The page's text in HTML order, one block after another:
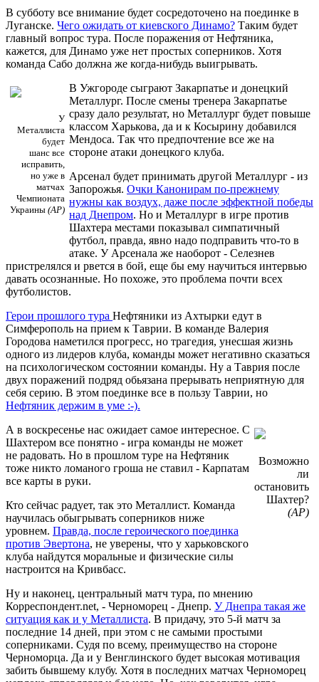
В субботу все внимание будет сосредоточено на поединке в
Луганске. Чего ожидать от киевского Динамо? Таким будет
главный вопрос тура. После поражения от Нефтяника,
кажется, для Динамо уже нет простых соперников. Хотя
команда Сабо должна же когда-нибудь выигрывать.
У
Металлиста
будет
шанс все
исправить,
но уже в
матчах
Чемпионата
Украины (АР)
В Ужгороде сыграют Закарпатье и донецкий
Металлург. После смены тренера Закарпатье
сразу дало результат, но Металлург будет повыше
классом Харькова, да и к Косырину добавился
Мендоса. Так что предпочтение все же на
стороне атаки донецкого клуба.
Арсенал будет принимать другой Металлург - из
Запорожья. Очки Канонирам по-прежнему
нужны как воздух, даже после эффектной победы
над Днепром. Но и Металлург в игре против
Шахтера местами показывал симпатичный
футбол, правда, явно надо подправить что-то в
атаке. У Арсенала же наоборот - Селезнев
пристрелялся и рвется в бой, еще бы ему научиться интервью
давать осознанные. Но похоже, это проблема почти всех
футболистов.
Герои прошлого тура Нефтяники из Ахтырки едут в
Симферополь на прием к Таврии. В команде Валерия
Городова наметился прогресс, но трагедия, унесшая жизнь
одного из лидеров клуба, команды может негативно сказаться
на психологическом состоянии команды. Ну а Таврия после
двух поражений подряд обьязана прерывать неприятную для
себя серию. В этом поединке все в пользу Таврии, но
Нефтяник держим в уме :-).
Возможно
ли
остановить
Шахтер?
(АР)
А в воскресенье нас ожидает самое интересное. С
Шахтером все понятно - игра команды не может
не радовать. Но в прошлом туре на Нефтяник
тоже никто ломаного гроша не ставил - Карпатам
все карты в руки.
Кто сейчас радует, так это Металлист. Команда
научилась обыгрывать соперников ниже
уровнем. Правда, после героического поединка
против Эвертона, не уверены, что у харьковского
клуба найдутся моральные и физические силы
настроится на Кривбасс.
Ну и наконец, центральный матч тура, по мнению
Корреспондент.net, - Черноморец - Днепр. У Днепра такая же
ситуация как и у Металлиста. В придачу, это 5-й матч за
последние 14 дней, при этом с не самыми простыми
соперниками. Судя по всему, преимущество на стороне
Черноморца. Да и у Венглинского будет высокая мотивация
забить бывшему клубу. Хотя в последних матчах Черноморец